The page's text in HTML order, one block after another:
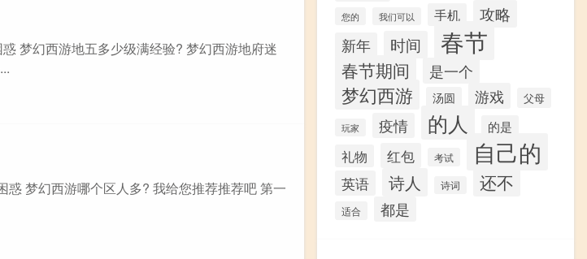
梦幻西游地五多少级满经验? 梦幻西游地府迷
惑 梦幻西游哪个区人多? 我给您推荐推荐吧 第一
您的 我们可以 手机 攻略
新年 时间 春节
春节期间 是一个
梦幻西游 汤圆 游戏 父母
玩家 疫情 的人 的是
礼物 红包 考试 自己的
英语 诗人 诗词 还不
适合 都是